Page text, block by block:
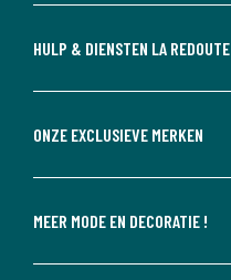
HULP & DIENSTEN LA REDOUTE
ONZE EXCLUSIEVE MERKEN
MEER MODE EN DECORATIE !